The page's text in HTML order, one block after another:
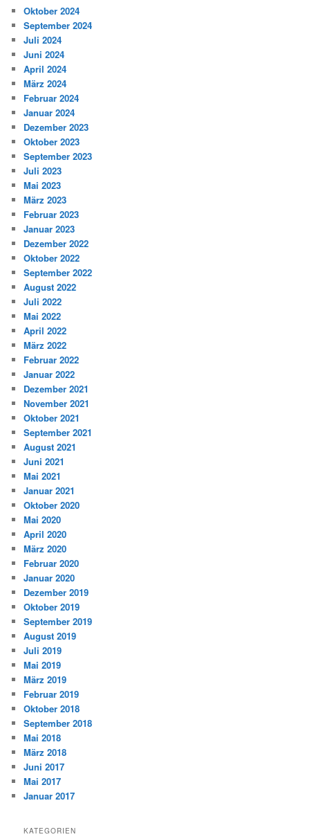
Oktober 2024
September 2024
Juli 2024
Juni 2024
April 2024
März 2024
Februar 2024
Januar 2024
Dezember 2023
Oktober 2023
September 2023
Juli 2023
Mai 2023
März 2023
Februar 2023
Januar 2023
Dezember 2022
Oktober 2022
September 2022
August 2022
Juli 2022
Mai 2022
April 2022
März 2022
Februar 2022
Januar 2022
Dezember 2021
November 2021
Oktober 2021
September 2021
August 2021
Juni 2021
Mai 2021
Januar 2021
Oktober 2020
Mai 2020
April 2020
März 2020
Februar 2020
Januar 2020
Dezember 2019
Oktober 2019
September 2019
August 2019
Juli 2019
Mai 2019
März 2019
Februar 2019
Oktober 2018
September 2018
Mai 2018
März 2018
Juni 2017
Mai 2017
Januar 2017
KATEGORIEN